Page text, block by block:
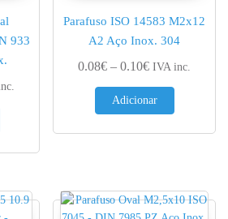
933
0.06€ through 0.14€
product has multiple variants. The options
Parafuso ISO 14583 M2x12
A2 Aço Inox. 304
0.08€ – 0.10€Price range:
IVA inc.
Adicionar